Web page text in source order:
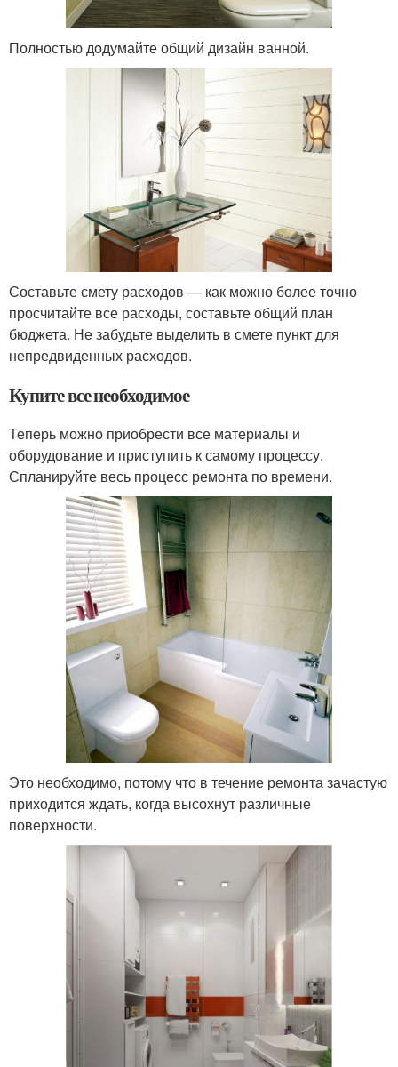
Полностью додумайте общий дизайн ванной.
Составьте смету расходов — как можно более точно
просчитайте все расходы, составьте общий план
бюджета. Не забудьте выделить в смете пункт для
непредвиденных расходов.
Купите все необходимое
Теперь можно приобрести все материалы и
оборудование и приступить к самому процессу.
Спланируйте весь процесс ремонта по времени.
Это необходимо, потому что в течение ремонта зачастую
приходится ждать, когда высохнут различные
поверхности.